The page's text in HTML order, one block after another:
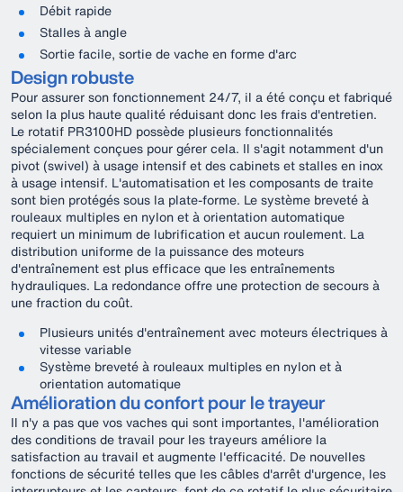
Débit rapide
Stalles à angle
Sortie facile, sortie de vache en forme d'arc
Design robuste
Pour assurer son fonctionnement 24/7, il a été conçu et fabriqué
selon la plus haute qualité réduisant donc les frais d'entretien.
Le rotatif PR3100HD possède plusieurs fonctionnalités
spécialement conçues pour gérer cela. Il s'agit notamment d'un
pivot (swivel) à usage intensif et des cabinets et stalles en inox
à usage intensif. L'automatisation et les composants de traite
sont bien protégés sous la plate-forme. Le système breveté à
rouleaux multiples en nylon et à orientation automatique
requiert un minimum de lubrification et aucun roulement. La
distribution uniforme de la puissance des moteurs
d'entraînement est plus efficace que les entraînements
hydrauliques. La redondance offre une protection de secours à
une fraction du coût.
Plusieurs unités d'entraînement avec moteurs électriques à
vitesse variable
Système breveté à rouleaux multiples en nylon et à
orientation automatique
Amélioration du confort pour le trayeur
Il n'y a pas que vos vaches qui sont importantes, l'amélioration
des conditions de travail pour les trayeurs améliore la
satisfaction au travail et augmente l'efficacité. De nouvelles
fonctions de sécurité telles que les câbles d'arrêt d'urgence, les